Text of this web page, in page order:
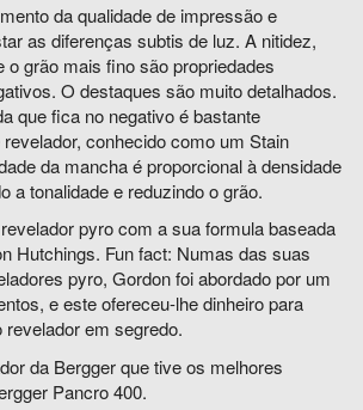
da qualidade de impressão e
as diferenças subtis de luz. A nitidez,
o grão mais fino são propriedades
O destaques são muito detalhados.
que fica no negativo é bastante
conhecido como um Stain
da mancha é proporcional à densidade
a tonalidade e reduzindo o grão.
pyro com a sua formula baseada
Hutchings. Fun fact: Numas das suas
pyro, Gordon foi abordado por um
e este ofereceu-lhe dinheiro para
em segredo.
da Bergger que tive os melhores
Pancro 400.